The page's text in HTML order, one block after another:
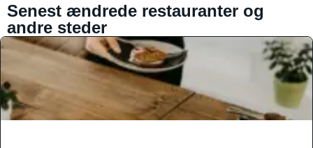
Senest ændrede restauranter og
andre steder